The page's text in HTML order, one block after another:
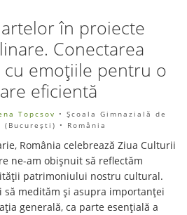
în proiecte
Conectarea
emoțiile pentru o
eficientă
Topcsov • Școala Gimnazială de
• România
România celebrează Ziua Culturii
ne-am obișnuit să reflectăm
patrimoniului nostru cultural.
să medităm și asupra importanței
generală, ca parte esențială a